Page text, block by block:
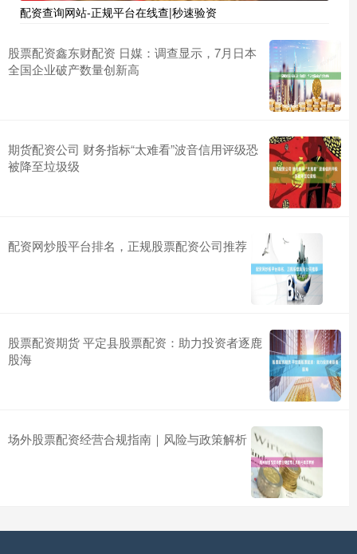
配资查询网站-正规平台在线查|秒速验资
股票配资鑫东财配资 日媒：调查显示，7月日本
全国企业破产数量创新高
期货配资公司 财务指标“太难看”波音信用评级恐
被降至垃圾级
配资网炒股平台排名，正规股票配资公司推荐
股票配资期货 平定县股票配资：助力投资者逐鹿
股海
场外股票配资经营合规指南｜风险与政策解析